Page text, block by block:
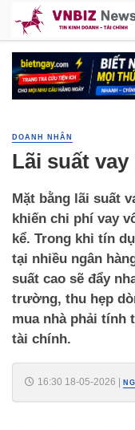
DOANH NHÂN
Lãi suất
Mặt bằng lãi suất
khiến chi phí vay
kể. Trong khi tín
tại nhiều ngân
suất cao sẽ đẩy
trường, thu hẹp
mua nhà phải tính
tài chính.
16:30 18-05-2026